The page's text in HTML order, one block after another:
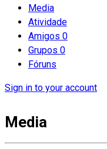
Media
Atividade
Amigos 0
Grupos 0
Fóruns
Sign in to your account
Media